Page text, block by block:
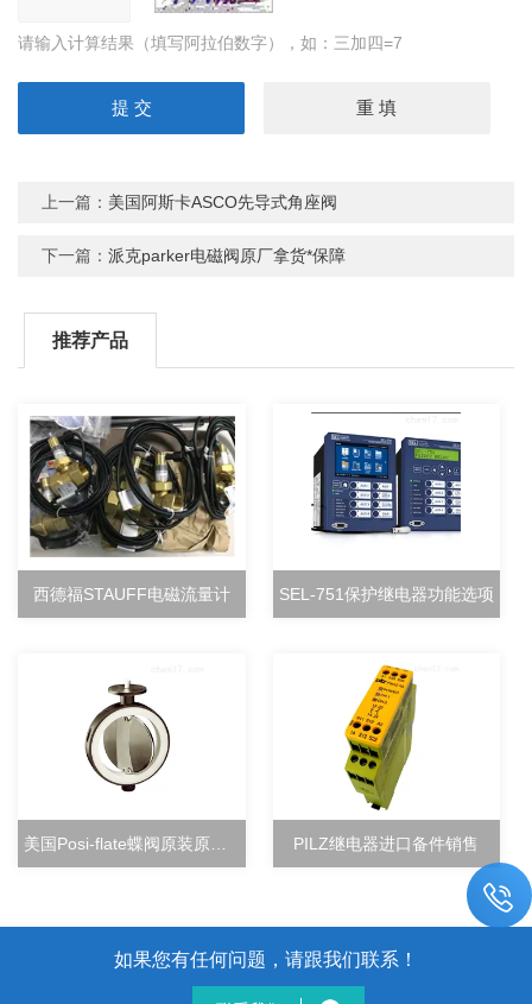
请输入计算结果（填写阿拉伯数字），如：三加四=7
上一篇： 美国阿斯卡ASCO先导式角座阀
下一篇：派克parker电磁阀原厂拿货*保障
推荐产品
西德福STAUFF电磁流量计 SEL-751保护继电器功能选项
PILZ继电器进口备件销售
如果您有任何问题，请跟我们联系！